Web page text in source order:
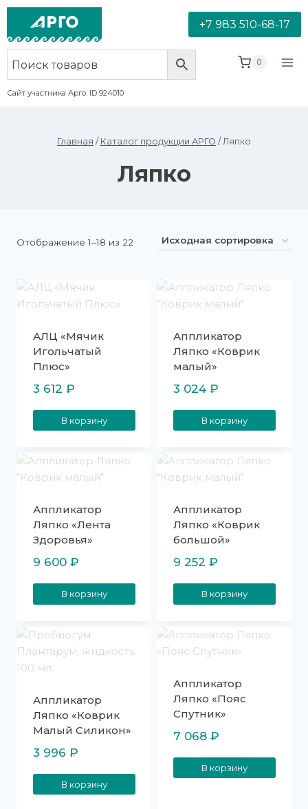
+7 983 510-68-17
Сайт участника Арго: ID 924010
0
Главная / Каталог продукции АРГО / Ляпко
Ляпко
Отображение 1–18 из 22
АЛЦ «Мячик
Игольчатый
Плюс»
3 612 ₽
В корзину
Аппликатор
Ляпко «Коврик
малый»
3 024 ₽
В корзину
Аппликатор
Ляпко «Лента
Здоровья»
9 600 ₽
В корзину
Аппликатор
Ляпко «Коврик
большой»
9 252 ₽
В корзину
Аппликатор
Ляпко «Коврик
Малый Силикон»
3 996 ₽
В корзину
Аппликатор
Ляпко «Пояс
Спутник»
7 068 ₽
В корзину